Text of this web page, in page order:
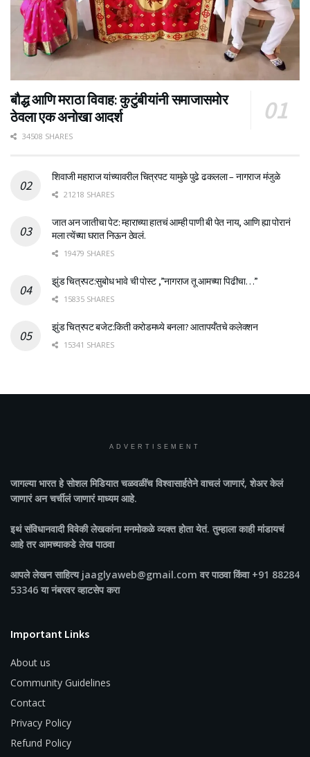
बौद्ध आणि मराठा विवाह: कुटुंबीयांनी समाजासमोर
ठेवला एक अनोखा आदर्श
34508 SHARES
शिवाजी महाराज यांच्यावरील चित्रपट यामुळे पुढे ढकलला – नागराज मंजुळे
21218 SHARES
जात अन जातीचा पेट: म्हाराच्या हातचं आम्ही पाणी बी पेत नाय, आणि ह्या पोरानं
मला त्येंच्या घरात निऊन ठेवलं.
19479 SHARES
झुंड चित्रपट:सुबोध भावे ची पोस्ट ,”नागराज तू आमच्या पिढीचा…”
15835 SHARES
झुंड चित्रपट बजेट:किती करोडमध्ये बनला? आतापर्यँतचे कलेक्शन
15341 SHARES
ADVERTISEMENT
जागल्या भारतहे सोशल मिडियात चळवळींच विश्वासार्हतेने वाचलं जाणारं, शेअर केलं
जाणारं अन चर्चीलं जाणारं माध्यम आहे.
इथं संविधानवादी विवेकी लेखकांना मनमोकळे व्यक्त होता येतं. तुम्हाला काही मांडायचं
आहे तर आमच्याकडे लेख पाठवा
आपले लेखन साहित्य jaaglyaweb@gmail.com वर पाठवा किंवा +91 88284
53346 या नंबरवर व्हाटसेप करा
Important Links
About us
Community Guidelines
Contact
Privacy Policy
Refund Policy